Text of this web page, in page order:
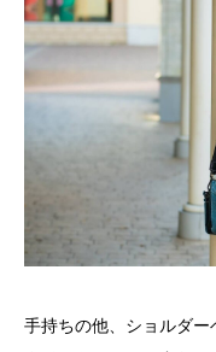
手持ちの他、ショルダ